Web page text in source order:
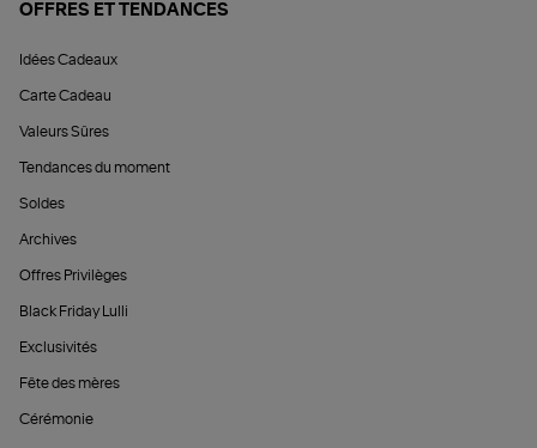
OFFRES ET TENDANCES
Idées Cadeaux
Carte Cadeau
Valeurs Sûres
Tendances du moment
Soldes
Archives
Offres Privilèges
Black Friday Lulli
Exclusivités
Fête des mères
Cérémonie